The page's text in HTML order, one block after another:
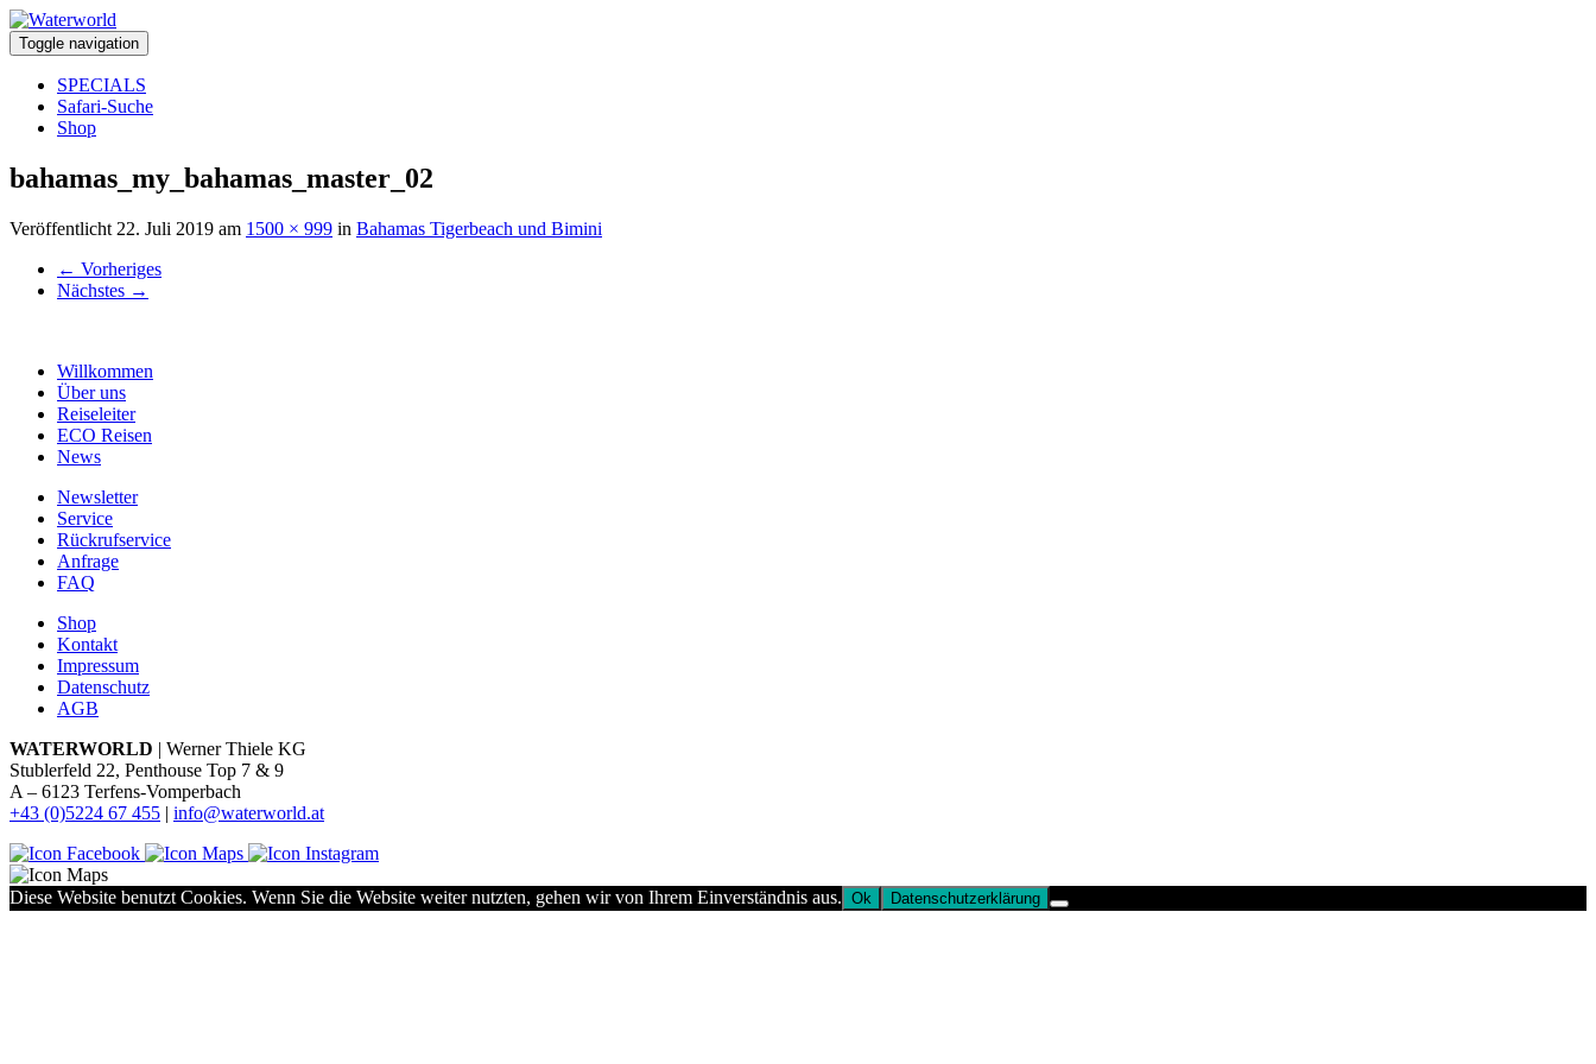
Toggle navigation
SPECIALS
Safari-Suche
Shop
bahamas_my_bahamas_master_02
Veröffentlicht 22. Juli 2019 am 1500 × 999 in Bahamas Tigerbeach und Bimini
← Vorheriges
Nächstes →
Willkommen
Über uns
Reiseleiter
ECO Reisen
News
Newsletter
Service
Rückrufservice
Anfrage
FAQ
Shop
Kontakt
Impressum
Datenschutz
AGB
WATERWORLD | Werner Thiele KG
Stublerfeld 22, Penthouse Top 7 & 9
A – 6123 Terfens-Vomperbach
+43 (0)5224 67 455 | info@waterworld.at
Diese Website benutzt Cookies. Wenn Sie die Website weiter nutzten, gehen wir von Ihrem Einverständnis aus. Ok Datenschutzerklärung